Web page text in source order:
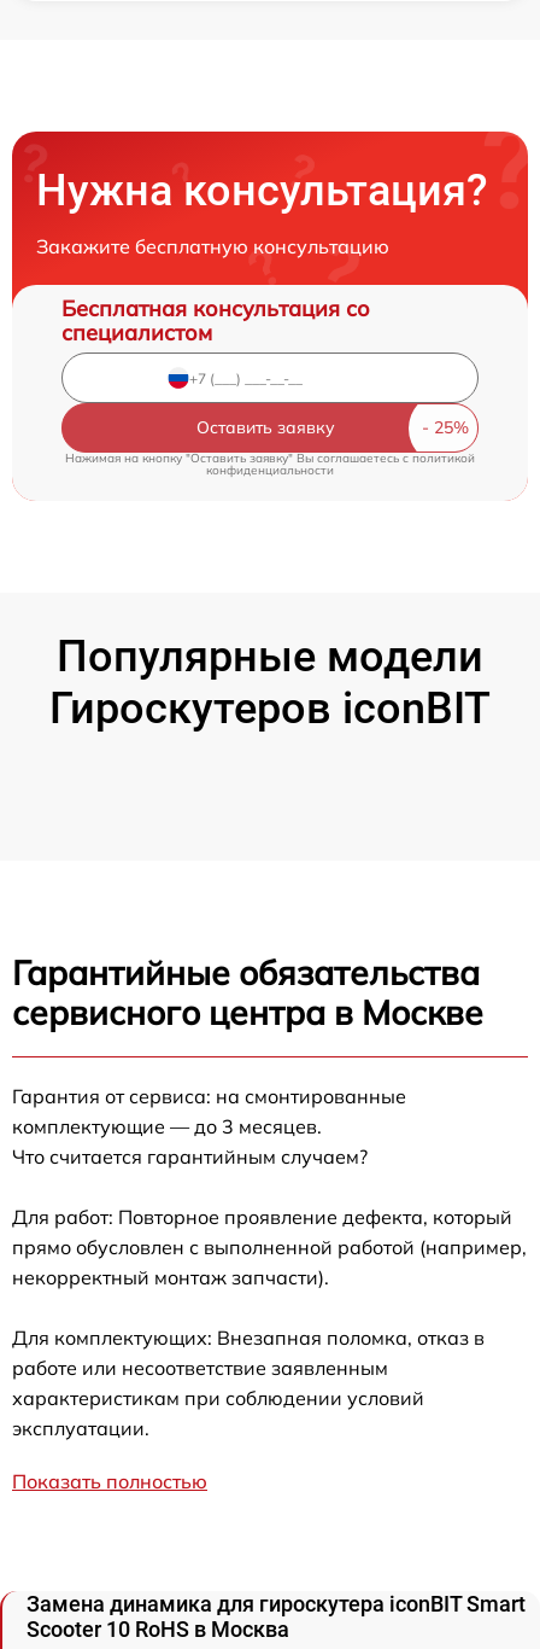
Нужна консультация?
Закажите бесплатную консультацию
Бесплатная консультация со
специалистом
Оставить заявку
Нажимая на кнопку "Оставить заявку" Вы соглашаетесь c политикой
конфиденциальности
Популярные модели
Гироскутеров iconBIT
Гарантийные обязательства
сервисного центра в Москве
Гарантия от сервиса: на смонтированные
комплектующие — до 3 месяцев.
Что считается гарантийным случаем?
Для работ: Повторное проявление дефекта, который
прямо обусловлен с выполненной работой (например,
некорректный монтаж запчасти).
Для комплектующих: Внезапная поломка, отказ в
работе или несоответствие заявленным
характеристикам при соблюдении условий
эксплуатации.
Показать полностью
Замена динамика для гироскутера iconBIT Smart
Scooter 10 RoHS в Москва